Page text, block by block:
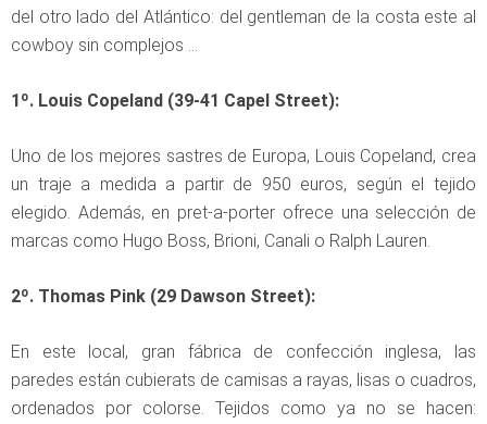
del otro lado del Atlántico: del gentleman de la costa este al
cowboy sin complejos …
1º. Louis Copeland (39-41 Capel Street):
Uno de los mejores sastres de Europa, Louis Copeland, crea
un traje a medida a partir de 950 euros, según el tejido
elegido. Además, en pret-a-porter ofrece una selección de
marcas como Hugo Boss, Brioni, Canali o Ralph Lauren.
2º. Thomas Pink (29 Dawson Street):
En este local, gran fábrica de confección inglesa, las
paredes están cubierats de camisas a rayas, lisas o cuadros,
ordenados por colorse. Tejidos como ya no se hacen: